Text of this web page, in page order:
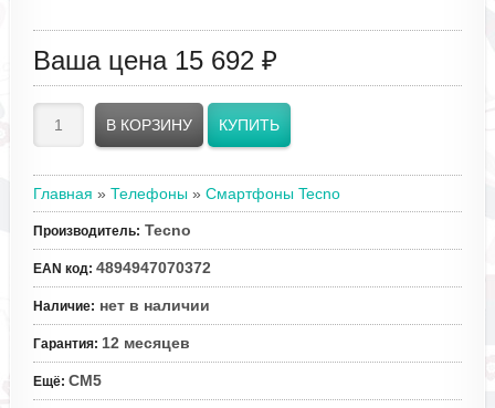
Ваша цена 15 692 ₽
Главная » Телефоны » Смартфоны Tecno
Производитель: Tecno
EAN код: 4894947070372
Наличие: нет в наличии
Гарантия: 12 месяцев
Ещё: CM5